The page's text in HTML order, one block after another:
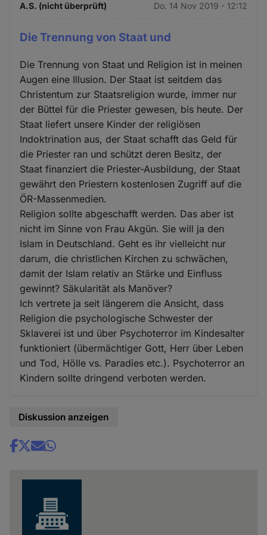
A.S. (nicht überprüft) Do. 14 Nov 2019 - 12:12
Die Trennung von Staat und
Die Trennung von Staat und Religion ist in meinen
Augen eine Illusion. Der Staat ist seitdem das
Christentum zur Staatsreligion wurde, immer nur
der Büttel für die Priester gewesen, bis heute. Der
Staat liefert unsere Kinder der religiösen
Indoktrination aus, der Staat schafft das Geld für
die Priester ran und schützt deren Besitz, der
Staat finanziert die Priester-Ausbildung, der Staat
gewährt den Priestern kostenlosen Zugriff auf die
ÖR-Massenmedien.
Religion sollte abgeschafft werden. Das aber ist
nicht im Sinne von Frau Akgün. Sie will ja den
Islam in Deutschland. Geht es ihr vielleicht nur
darum, die christlichen Kirchen zu schwächen,
damit der Islam relativ an Stärke und Einfluss
gewinnt? Säkularität als Manöver?
Ich vertrete ja seit längerem die Ansicht, dass
Religion die psychologische Schwester der
Sklaverei ist und über Psychoterror im Kindesalter
funktioniert (übermächtiger Gott, Herr über Leben
und Tod, Hölle vs. Paradies etc.). Psychoterror an
Kindern sollte dringend verboten werden.
Diskussion anzeigen
Share